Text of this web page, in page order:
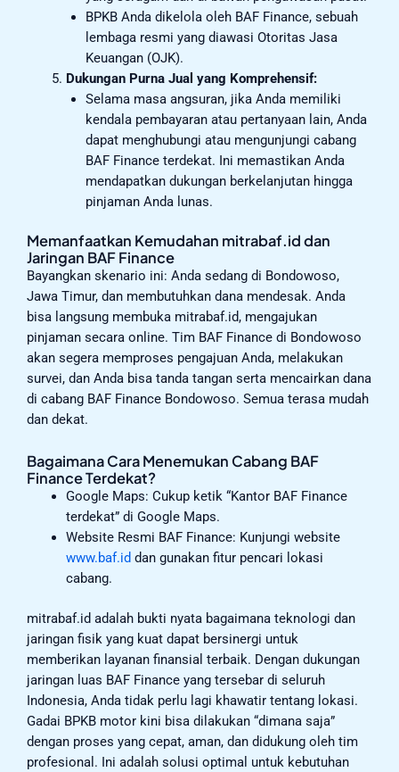
BPKB Anda dikelola oleh BAF Finance, sebuah
lembaga resmi yang diawasi Otoritas Jasa
Keuangan (OJK).
Dukungan Purna Jual yang Komprehensif:
Selama masa angsuran, jika Anda memiliki
kendala pembayaran atau pertanyaan lain, Anda
dapat menghubungi atau mengunjungi cabang
BAF Finance terdekat. Ini memastikan Anda
mendapatkan dukungan berkelanjutan hingga
pinjaman Anda lunas.
Memanfaatkan Kemudahan mitrabaf.id dan
Jaringan BAF Finance
Bayangkan skenario ini: Anda sedang di Bondowoso,
Jawa Timur, dan membutuhkan dana mendesak. Anda
bisa langsung membuka mitrabaf.id, mengajukan
pinjaman secara online. Tim BAF Finance di Bondowoso
akan segera memproses pengajuan Anda, melakukan
survei, dan Anda bisa tanda tangan serta mencairkan dana
di cabang BAF Finance Bondowoso. Semua terasa mudah
dan dekat.
Bagaimana Cara Menemukan Cabang BAF
Finance Terdekat?
Google Maps: Cukup ketik “Kantor BAF Finance
terdekat” di Google Maps.
Website Resmi BAF Finance: Kunjungi website
www.baf.id dan gunakan fitur pencari lokasi
cabang.
mitrabaf.id adalah bukti nyata bagaimana teknologi dan
jaringan fisik yang kuat dapat bersinergi untuk
memberikan layanan finansial terbaik. Dengan dukungan
jaringan luas BAF Finance yang tersebar di seluruh
Indonesia, Anda tidak perlu lagi khawatir tentang lokasi.
Gadai BPKB motor kini bisa dilakukan “dimana saja”
dengan proses yang cepat, aman, dan didukung oleh tim
profesional. Ini adalah solusi optimal untuk kebutuhan